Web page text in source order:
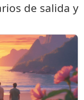
de salida y